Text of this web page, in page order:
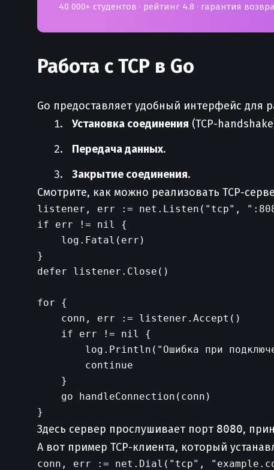
40 000+ студентов · рейтинг 4.8 · гарантия
Работа с TCP в Go
Go предоставляет удобный интерфейс для
Установка соединения (TCP-
Передача данных.
Закрытие соединения.
Смотрите, как можно реализовать TCP-
listener, err := net.Listen("tcp",
if err != nil {
    log.Fatal(err)
}
defer listener.Close()
for {
    conn, err := listener.Accept()
    if err != nil {
log.Println("Ошибка при
        continue
    }
    go handleConnection(conn)
Здесь сервер прослушивает порт 8080,
А вот пример TCP-клиента, который
conn, err := net.Dial("tcp",